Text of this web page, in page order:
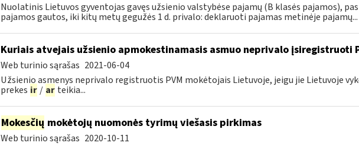
Nuolatinis Lietuvos gyventojas gavęs užsienio valstybėse pajamų (B klasės pajamos),
pajamos gautos, iki kitų metų gegužės 1 d. privalo: deklaruoti pajamas metinėje pajamų...
Kuriais atvejais užsienio apmokestinamasis asmuo neprivalo įsiregistruoti
Web turinio sąrašas 2021-06-04
Užsienio asmenys neprivalo registruotis PVM mokėtojais Lietuvoje, jeigu jie Lietuvoje
prekes ir / ar teikia...
Mokesčių mokėtojų nuomonės tyrimų viešasis pirkimas
Web turinio sąrašas 2020-10-11